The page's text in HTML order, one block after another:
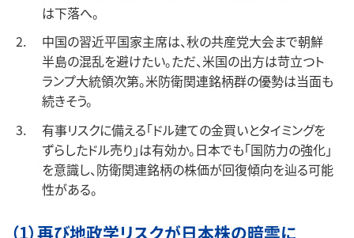
は下落へ。
中国の習近平国家主席は、秋の共産党大会まで朝鮮
半島の混乱を避けたい。ただ、米国の出方は苛立つト
ランプ大統領次第。米防衛関連銘柄群の優勢は当面も
続きそう。
有事リスクに備える「ドル建ての金買いとタイミングを
ずらしたドル売り」は有効か。日本でも「国防力の強化」
を意識し、防衛関連銘柄の株価が回復傾向を辿る可能
性がある。
（1）再び地政学リスクが日本株の暗雲に